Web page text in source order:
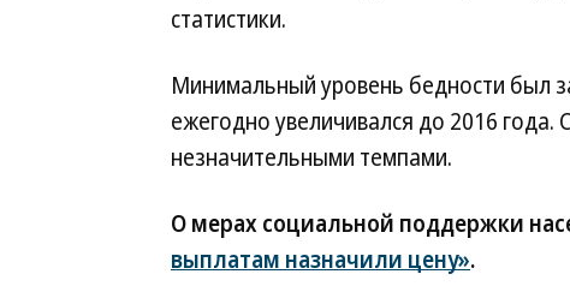
статистики.
Минимальный уровень бедности был
ежегодно увеличивался до 2016 года.
незначительными темпами.
О мерах социальной поддержки
выплатам назначили цену».